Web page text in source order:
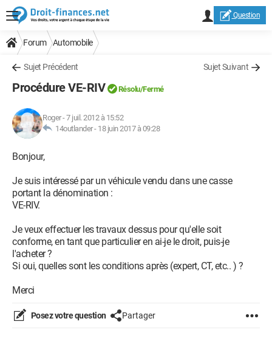
Question
Forum Automobile
Sujet Précédent Sujet Suivant
Procédure VE-RIV Résolu/Fermé
Roger-7 juil. 2012 à 15:52
14outlander - 18 juin 2017 à 09:28
Bonjour,
Je suis intéressé par un véhicule vendu dans une casse
portant la dénomination :
VE-RIV.
Je veux effectuer les travaux dessus pour qu'elle soit
conforme, en tant que particulier en ai-je le droit, puis-je
l'acheter ?
Si oui, quelles sont les conditions après (expert, CT, etc.. ) ?
Merci
Posez votre question Partager